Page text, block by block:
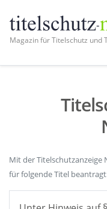
Magazin für Titelschutz und
Mit der Titelschutzanzeige
für folgende Titel